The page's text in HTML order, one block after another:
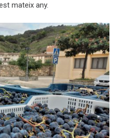
mateix any.